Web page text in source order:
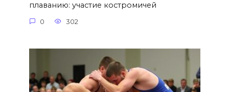
плаванию: участие костромичей
0 302